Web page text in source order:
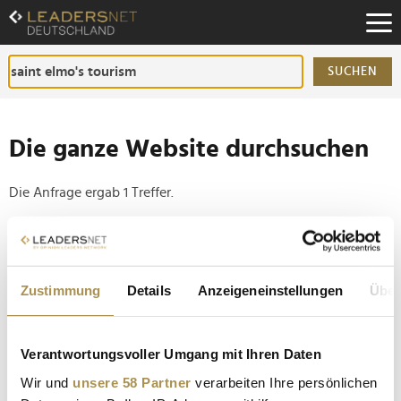
Zustimmung Details Anzeigeneinstellungen
Verantwortungsvoller Umgang mit Ihren Daten
Wir und unsere 58 Partner verarbeiten Ihre persönlichen
Zum
Inhalt
Zur
Fußzeilen-
Navigation
SUCHEN
Die ganze Website durchsuchen
Die Anfrage ergab 1 Treffer.
Tipp
Setzen Sie die gesuchten Wörter zwischen
Anführungszeichen: zb "Vorname Nachname".
Saint Elmo’s Tourismusmarketing benennt sich um
und hievt Tourismusexpertin Claudia Raith ins...